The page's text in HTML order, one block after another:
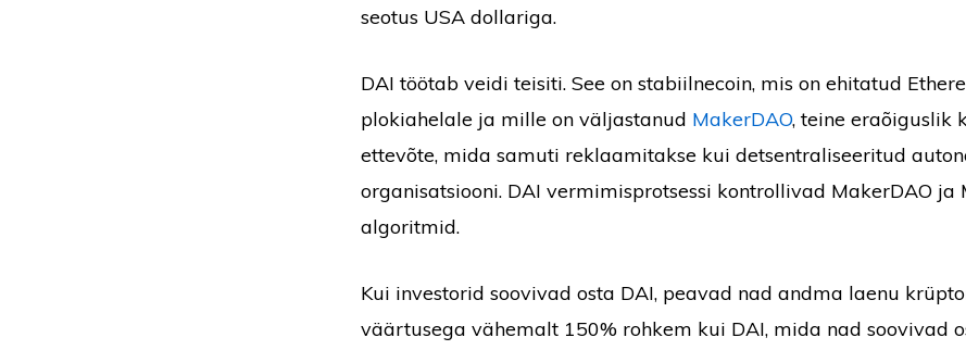
seotus USA dollariga.
DAI töötab veidi teisiti. See on stabiilnecoin, mis on ehitatud
plokiahelale ja mille on väljastanud MakerDAO, teine eraõiguslik
ettevõte, mida samuti reklaamitakse kui detsentraliseeritud
organisatsiooni. DAI vermimisprotsessi kontrollivad MakerDAO ja
algoritmid.
Kui investorid soovivad osta DAI, peavad nad andma laenu
väärtusega vähemalt 150% rohkem kui DAI, mida nad soovivad